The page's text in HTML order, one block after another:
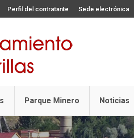
Perfil del contratante Sede electrónica
Parque Minero Noticias